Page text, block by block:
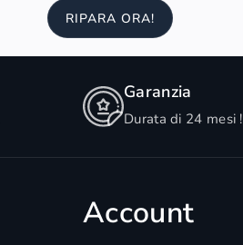
RIPARA ORA!
Garanzia
Durata di 24 mesi !
Account